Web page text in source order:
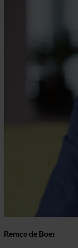
Remco de Boer